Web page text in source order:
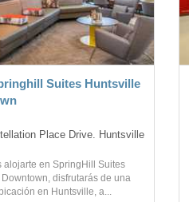
Suites Huntsville
Place Drive. Huntsville
alojarte en SpringHill Suites
disfrutarás de una
en Huntsville, a...